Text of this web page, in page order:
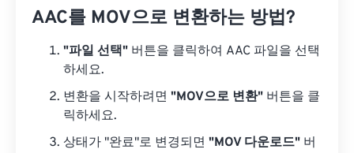
AAC를 MOV으로 변환하는 방법?
"파일 선택" 버튼을 클릭하여 AAC 파일을 선택
하세요.
변환을 시작하려면 "MOV으로 변환" 버튼을 클
릭하세요.
상태가 "완료"로 변경되면 "MOV 다운로드" 버